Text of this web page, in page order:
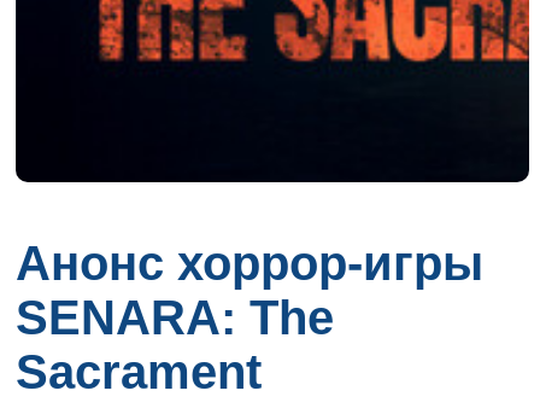
Анонс хоррор-игры
SENARA: The
Sacrament